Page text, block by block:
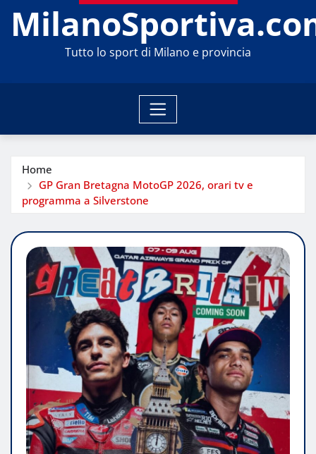
Tutto lo sport di Milano e provincia
Home
GP Gran Bretagna MotoGP 2026, orari tv e
programma a Silverstone